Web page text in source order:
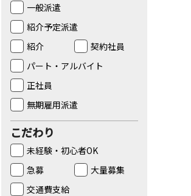
一般派遣
紹介予定派遣
紹介
契約社員
パート・アルバイト
正社員
無期雇用派遣
こだわり
未経験・初心者OK
急募
大量募集
交通費支給